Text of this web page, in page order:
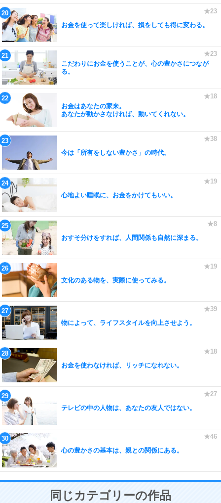
お金を使って楽しければ、損をしても得に変わる。
こだわりにお金を使うことが、心の豊かさにつなが
る。
お金はあなたの家来。
あなたが動かさなければ、動いてくれない。
今は「所有をしない豊かさ」の時代。
心地よい睡眠に、お金をかけてもいい。
おすそ分けをすれば、人間関係も自然に深まる。
文化のある物を、実際に使ってみる。
物によって、ライフスタイルを向上させよう。
お金を使わなければ、リッチになれない。
テレビの中の人物は、あなたの友人ではない。
心の豊かさの基本は、親との関係にある。
同じカテゴリーの作品